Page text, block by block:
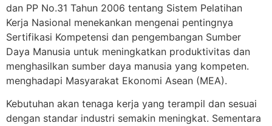
dan PP No.31 Tahun 2006 tentang Sistem Pelatihan
Kerja Nasional menekankan mengenai pentingnya
Sertifikasi Kompetensi dan pengembangan Sumber
Daya Manusia untuk meningkatkan produktivitas dan
menghasilkan sumber daya manusia yang kompeten.
menghadapi Masyarakat Ekonomi Asean (MEA).
Kebutuhan akan tenaga kerja yang terampil dan sesuai
dengan standar industri semakin meningkat. Sementara